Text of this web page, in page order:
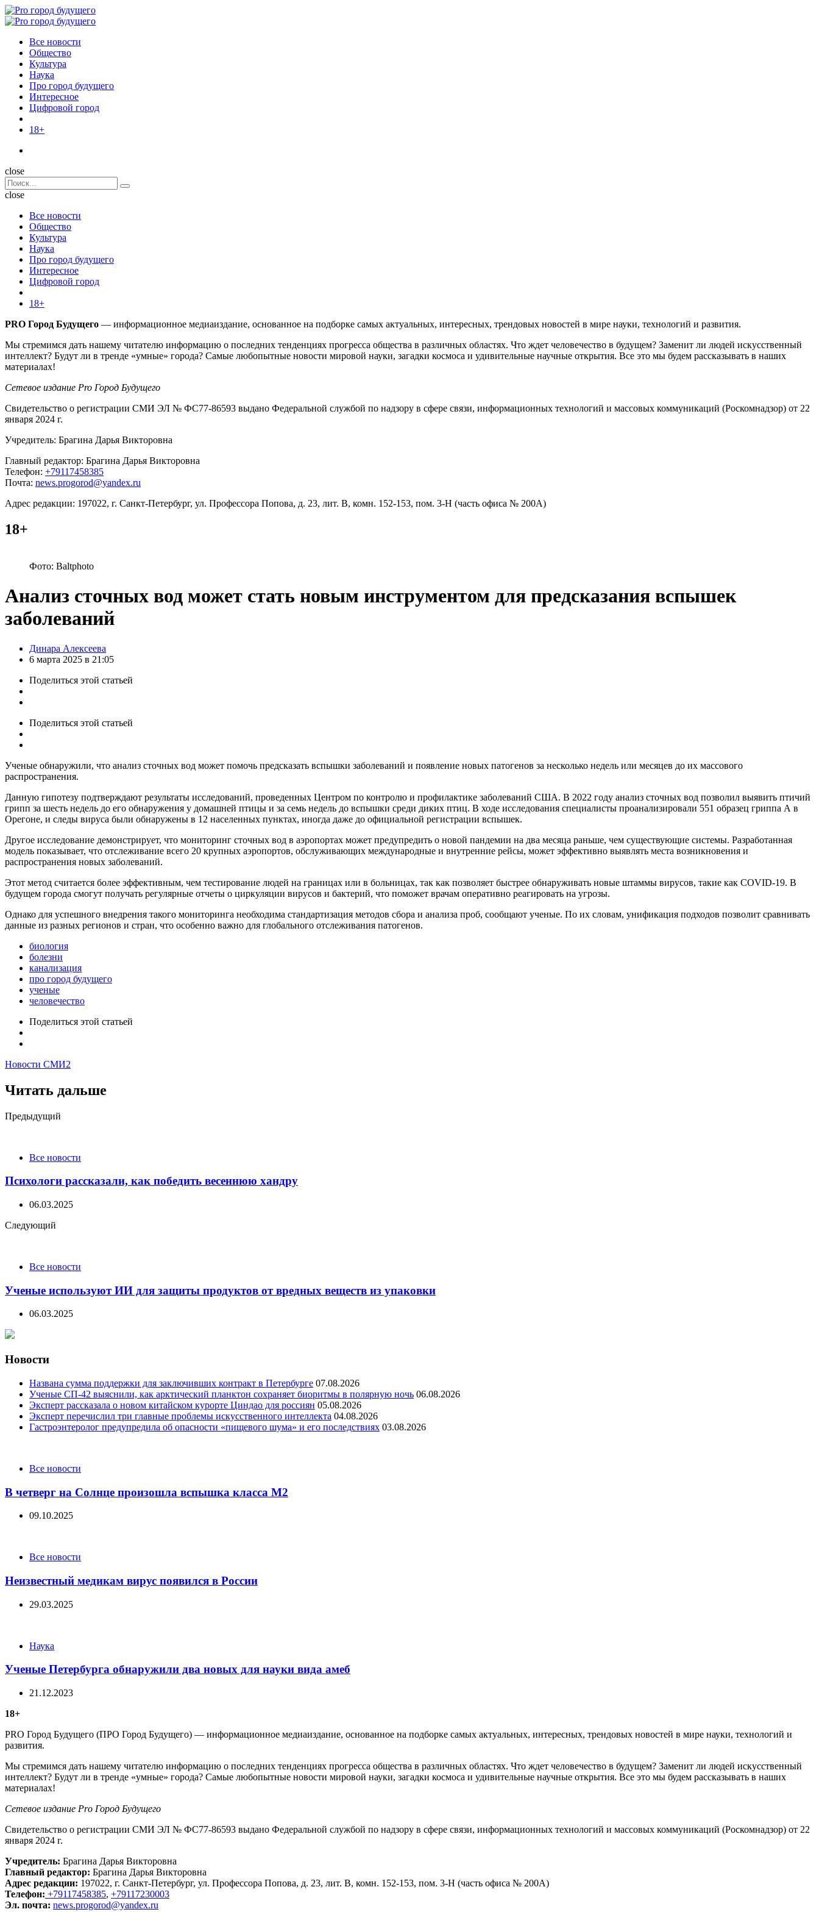
Menu
Поиск
Menu
Pro
Все новости
Общество
Культура
Наука
Про город будущего
Интересное
Цифровой город
18+
Поиск
close
Search
for:
Поиск
close
Все новости
Общество
Культура
Наука
Про город будущего
Интересное
Цифровой город
18+
PRO Город Будущего — информационное медиаиздание, основанное на подборке самых актуальных, интересных, трендовых новостей в мире науки, технологий и развития.
Мы стремимся дать нашему читателю информацию о последних тенденциях прогресса общества в различных областях. Что ждет человечество в будущем? Заменит ли людей искусственный
интеллект? Будут ли в тренде «умные» города? Самые любопытные новости мировой науки, загадки космоса и удивительные научные открытия. Все это мы будем рассказывать в наших
материалах!
Сетевое издание Pro Город Будущего
Свидетельство о регистрации СМИ ЭЛ № ФС77-86593 выдано Федеральной службой по надзору в сфере связи, информационных технологий и массовых коммуникаций (Роскомнадзор) от 22
января 2024 г.
Учредитель: Брагина Дарья Викторовна
Главный редактор: Брагина Дарья Викторовна
Телефон: +79117458385
Почта: news.progorod@yandex.ru
Адрес редакции: 197022, г. Санкт-Петербург, ул. Профессора Попова, д. 23, лит. В, комн. 152-153, пом. 3-Н (часть офиса № 200А)
18+
Фото: Baltphoto
Анализ сточных вод может стать новым инструментом для предсказания вспышек
заболеваний
Posted
by
Динара Алексеева
6 марта 2025 в 21:05
Поделиться этой статьей
Поделиться этой статьей
Ученые обнаружили, что анализ сточных вод может помочь предсказать вспышки заболеваний и появление новых патогенов за несколько недель или месяцев до их массового
распространения.
Данную гипотезу подтверждают результаты исследований, проведенных Центром по контролю и профилактике заболеваний США. В 2022 году анализ сточных вод позволил выявить птичий
грипп за шесть недель до его обнаружения у домашней птицы и за семь недель до вспышки среди диких птиц. В ходе исследования специалисты проанализировали 551 образец гриппа А в
Орегоне, и следы вируса были обнаружены в 12 населенных пунктах, иногда даже до официальной регистрации вспышек.
Другое исследование демонстрирует, что мониторинг сточных вод в аэропортах может предупредить о новой пандемии на два месяца раньше, чем существующие системы. Разработанная
модель показывает, что отслеживание всего 20 крупных аэропортов, обслуживающих международные и внутренние рейсы, может эффективно выявлять места возникновения и
распространения новых заболеваний.
Этот метод считается более эффективным, чем тестирование людей на границах или в больницах, так как позволяет быстрее обнаруживать новые штаммы вирусов, такие как COVID-19. В
будущем города смогут получать регулярные отчеты о циркуляции вирусов и бактерий, что поможет врачам оперативно реагировать на угрозы.
Однако для успешного внедрения такого мониторинга необходима стандартизация методов сбора и анализа проб, сообщают ученые. По их словам, унификация подходов позволит сравнивать
данные из разных регионов и стран, что особенно важно для глобального отслеживания патогенов.
биология
болезни
канализация
про город будущего
ученые
человечество
Поделиться этой статьей
Новости СМИ2
Читать дальше
Post
Предыдущий
Все новости
Психологи рассказали, как победить весеннюю хандру
06.03.2025
Следующий
Все новости
Ученые используют ИИ для защиты продуктов от вредных веществ из упаковки
06.03.2025
Новости
Названа сумма поддержки для заключивших контракт в Петербурге 07.08.2026
Ученые СП-42 выяснили, как арктический планктон сохраняет биоритмы в полярную ночь 06.08.2026
Эксперт рассказала о новом китайском курорте Циндао для россиян 05.08.2026
Эксперт перечислил три главные проблемы искусственного интеллекта 04.08.2026
Гастроэнтеролог предупредила об опасности «пищевого шума» и его последствиях 03.08.2026
CategoriesВсе новости
В четверг на Солнце произошла вспышка класса М2
09.10.2025
CategoriesВсе новости
Неизвестный медикам вирус появился в России
29.03.2025
Categories
Наука
Ученые Петербурга обнаружили два новых для науки вида амеб
21.12.2023
18+
PRO Город Будущего (ПРО Город Будущего) — информационное медиаиздание, основанное на подборке самых актуальных, интересных, трендовых новостей в мире науки, технологий и
развития.
Мы стремимся дать нашему читателю информацию о последних тенденциях прогресса общества в различных областях. Что ждет человечество в будущем? Заменит ли людей искусственный
интеллект? Будут ли в тренде «умные» города? Самые любопытные новости мировой науки, загадки космоса и удивительные научные открытия. Все это мы будем рассказывать в наших
материалах!
Сетевое издание Рrо Город Будущего
Свидетельство о регистрации СМИ ЭЛ № ФС77-86593 выдано Федеральной службой по надзору в сфере связи, информационных технологий и массовых коммуникаций (Роскомнадзор) от 22
января 2024 г.
Учредитель: Брагина Дарья Викторовна
Главный редактор: Брагина Дарья Викторовна
Адрес редакции: 197022, г. Санкт-Петербург, ул. Профессора Попова, д. 23, лит. В, комн. 152-153, пом. 3-Н (часть офиса № 200А)
Телефон: +79117458385, +79117230003
Эл. почта: news.progorod@yandex.ru